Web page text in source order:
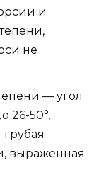
и
не
— угол
26-50°,
выраженная